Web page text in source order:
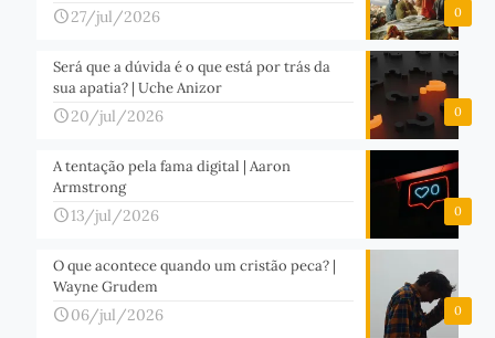
0
27/jul/2026
0
Será que a dúvida é o que está por trás da
sua apatia? | Uche Anizor
20/jul/2026
0
A tentação pela fama digital | Aaron
Armstrong
13/jul/2026
0
O que acontece quando um cristão peca? |
Wayne Grudem
06/jul/2026